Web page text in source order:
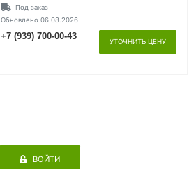
Под заказ
Обновлено 06.08.2026
+7 (939) 700-00-43
УТОЧНИТЬ ЦЕНУ
ВОЙТИ